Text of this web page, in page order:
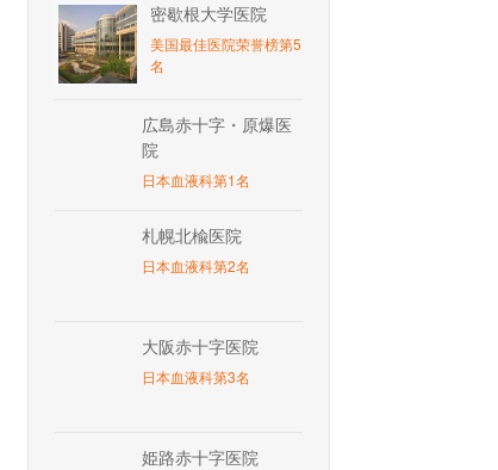
密歇根大学医院
美国最佳医院荣誉榜第5
名
広島赤十字・原爆医
院
日本血液科第1名
札幌北楡医院
日本血液科第2名
大阪赤十字医院
日本血液科第3名
姫路赤十字医院